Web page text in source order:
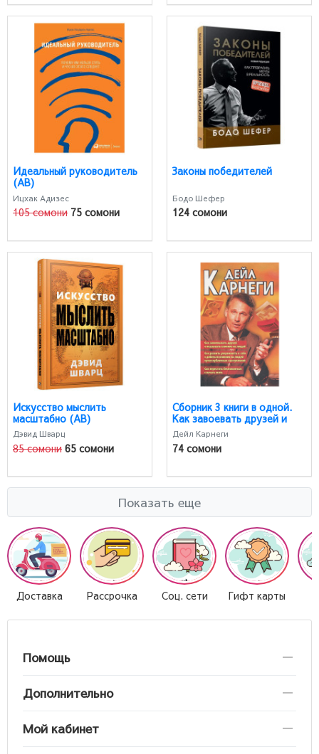
Идеальный руководитель
(AB)
Ицхак Адизес
105 сомони 75 сомони
Законы победителей
Бодо Шефер
124 сомони
Искусство мыслить
масштабно (AB)
Дэвид Шварц
85 сомони 65 сомони
Сборник 3 книги в одной.
Как завоевать друзей и
оказывать влияние на
людей. Как развить
уверенность в себе и
публичных выступлений.
Как перестать беспокоится
и начать жить
Дейл Карнеги
74 сомони
Показать еще
Доставка Рассрочка Соц. сети Гифт карты
Помощь
Дополнительно
Мой кабинет